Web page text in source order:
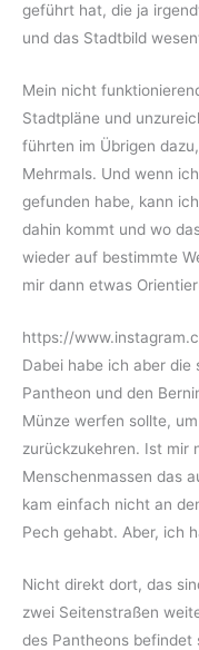
geführt hat, die ja
und das Stadtbild
Mein nicht
Stadtpläne und
führten im Übrigen
Mehrmals. Und wenn
gefunden habe, kann
dahin kommt und wo
wieder auf bestimmte
mir dann etwas
https://
Dabei habe ich aber
Pantheon und den
Münze werfen sollte,
zurückzukehren. Ist mir
Menschenmassen das
kam einfach nicht an
Pech gehabt. Aber, ich
Nicht direkt dort, das
zwei Seitenstraßen
des Pantheons befindet